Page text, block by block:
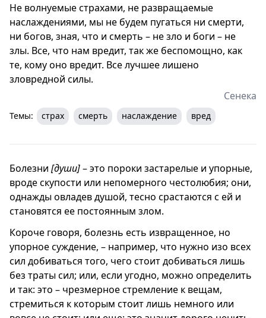
Не волнуемые страхами, не развращаемые
наслаждениями, мы не будем пугаться ни смерти,
ни богов, зная, что и смерть – не зло и боги – не
злы. Все, что нам вредит, так же беспомощно, как
те, кому оно вредит. Все лучшее лишено
зловредной силы.
Сенека
Темы: страх смерть наслаждение вред
Болезни [души]– это пороки застарелые и упорные,
вроде скупости или непомерного честолюбия; они,
однажды овладев душой, тесно срастаются с ей и
становятся ее постоянным злом.
Короче говоря, болезнь есть извращенное, но
упорное суждение, – например, что нужно изо всех
сил добиваться того, чего стоит добиваться лишь
без траты сил; или, если угодно, можно определить
и так: это – чрезмерное стремление к вещам,
стремиться к которым стоит лишь немного или